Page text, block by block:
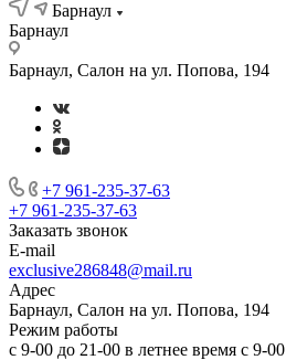
Барнаул
Барнаул
Барнаул, Салон на ул. Попова, 194
+7 961-235-37-63
+7 961-235-37-63
Заказать звонок
E-mail
exclusive286848@mail.ru
Адрес
Барнаул, Салон на ул. Попова, 194
Режим работы
с 9-00 до 21-00 в летнее время с 9-